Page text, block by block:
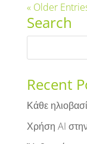
« Older
Search
Recent
Κάθε
Χρήση AI